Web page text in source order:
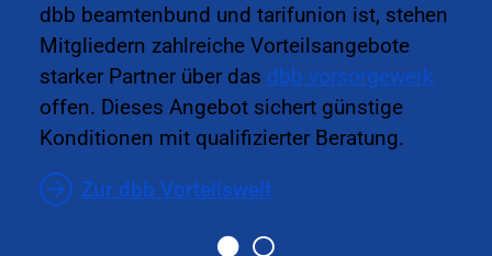
dbb beamtenbund und tarifunion ist, stehen
Mitgliedern zahlreiche Vorteilsangebote
starker Partner über das dbb vorsorgewerk
offen. Dieses Angebot sichert günstige
Konditionen mit qualifizierter Beratung.
Zur dbb Vorteilswelt